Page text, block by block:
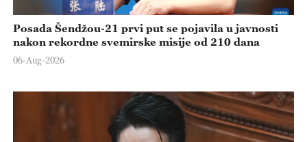
Posada Šendžou-21 prvi put se pojavila u javnosti
nakon rekordne svemirske misije od 210 dana
06-Aug-2026